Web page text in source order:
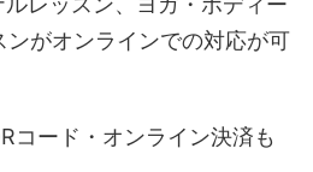
ンがオンラインでの対応が可
コード・オンライン決済も